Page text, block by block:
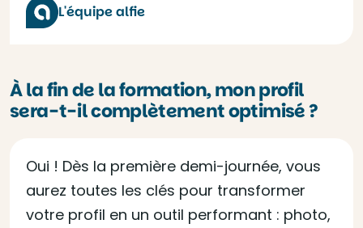
L'équipe alfie
À la fin de la formation, mon profil
sera-t-il complètement optimisé ?
Oui ! Dès la première demi-journée, vous
aurez toutes les clés pour transformer
votre profil en un outil performant : photo,